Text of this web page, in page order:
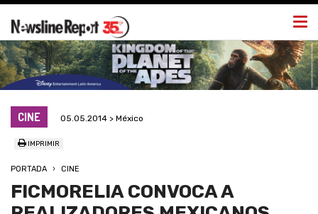
CINE 05.05.2014 > México
IMPRIMIR
PORTADA CINE
FICMORELIA CONVOCA A